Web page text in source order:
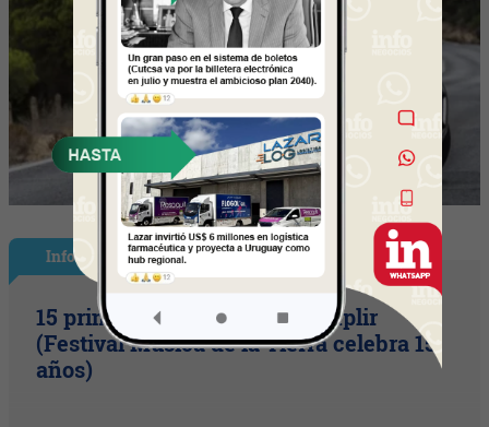
InfoShow
15 primaveras tienes que cumplir
(Festival Música de la Tierra celebra 15
años)